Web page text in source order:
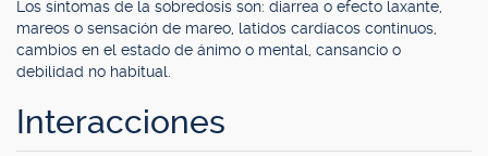
Los síntomas de la sobredosis son: diarrea o efecto laxante,
mareos o sensación de mareo, latidos cardíacos continuos,
cambios en el estado de ánimo o mental, cansancio o
debilidad no habitual.
Interacciones